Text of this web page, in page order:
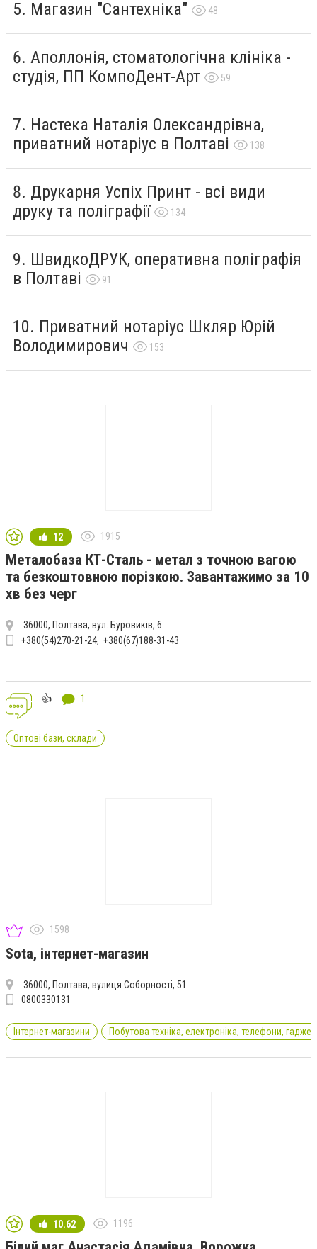
Магазин "Сантехніка" 48
Аполлонія, стоматологічна клініка -
студія, ПП КомпоДент-Арт
59
Настека Наталія Олександрівна,
приватний нотаріус в Полтаві
138
Друкарня Успіх Принт - всі види
друку та поліграфії
134
ШвидкоДРУК, оперативна поліграфія
в Полтаві
91
Приватний нотаріус Шкляр Юрій
Володимирович
153
12 1915
Металобаза КТ-Сталь - метал з точною вагою
та безкоштовною порізкою. Завантажимо за 10
хв без черг
36000, Полтава, вул. Буровиків, 6
+380(54)270-21-24 +380(67)188-31-43
👍 1
Оптові бази, склади
1598
Sota, інтернет-магазин
36000, Полтава, вулиця Соборності, 51
0800330131
Інтернет-магазини Побутова техніка, електроніка, телефони,
10.62 1196